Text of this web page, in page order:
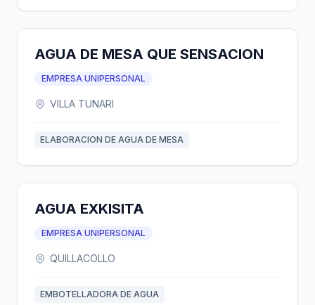
AGUA DE MESA QUE SENSACION
EMPRESA UNIPERSONAL
VILLA TUNARI
ELABORACION DE AGUA DE MESA
AGUA EXKISITA
EMPRESA UNIPERSONAL
QUILLACOLLO
EMBOTELLADORA DE AGUA